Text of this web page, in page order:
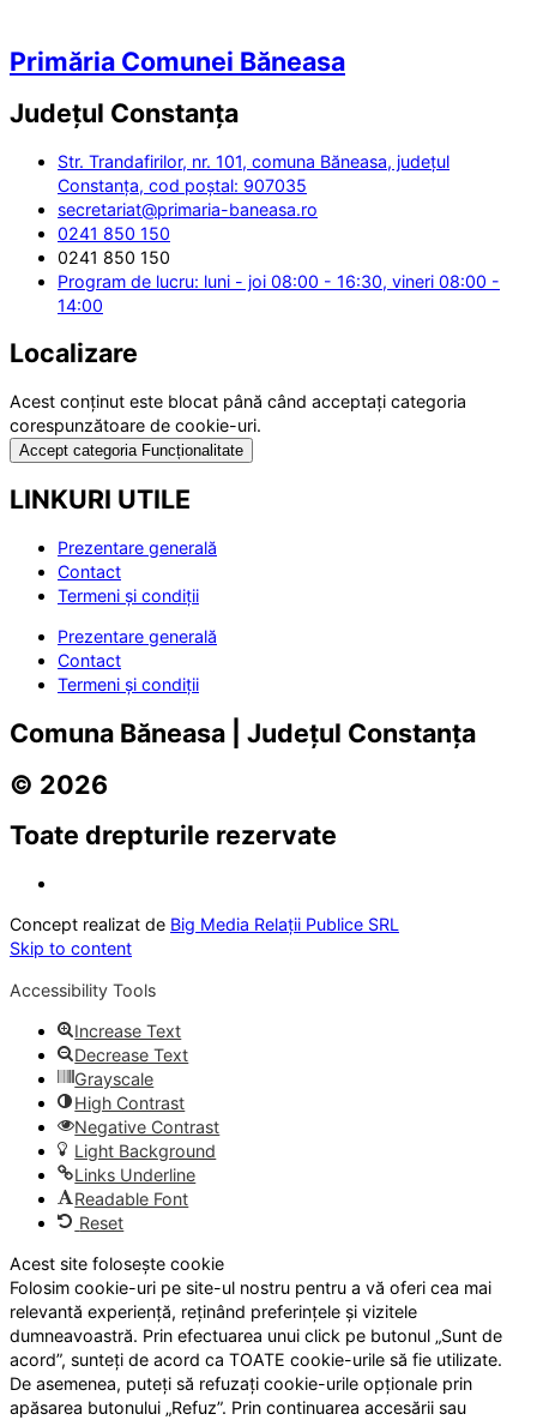
Primăria Comunei Băneasa
Județul Constanța
Str. Trandafirilor, nr. 101, comuna Băneasa, județul
Constanța, cod poștal: 907035
secretariat@primaria-baneasa.ro
0241 850 150
0241 850 150
Program de lucru: luni - joi 08:00 - 16:30, vineri 08:00 -
14:00
Localizare
Acest conținut este blocat până când acceptați categoria
corespunzătoare de cookie-uri.
Accept categoria Funcționalitate
LINKURI UTILE
Prezentare generală
Contact
Termeni și condiții
Prezentare generală
Contact
Termeni și condiții
Comuna Băneasa | Județul Constanța
© 2026
Toate drepturile rezervate
Concept realizat de Big Media Relații Publice SRL
Skip to content
Accessibility Tools
Increase Text
Decrease Text
Grayscale
High Contrast
Negative Contrast
Light Background
Links Underline
Readable Font
Reset
Acest site folosește cookie
Folosim cookie-uri pe site-ul nostru pentru a vă oferi cea mai
relevantă experiență, reținând preferințele și vizitele
dumneavoastră. Prin efectuarea unui click pe butonul „Sunt de
acord”, sunteți de acord ca TOATE cookie-urile să fie utilizate.
De asemenea, puteți să refuzați cookie-urile opționale prin
apăsarea butonului „Refuz”. Prin continuarea accesării sau